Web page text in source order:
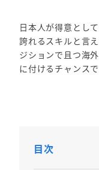
日本人が得意とし
誇れるスキルと言
ジションで且つ海
に付けるチャンスで
目次